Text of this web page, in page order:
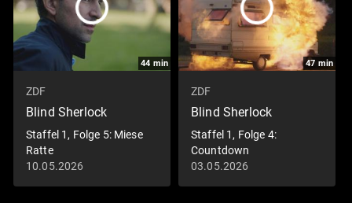
44 min
ZDF
Blind Sherlock
Staffel 1, Folge 5: Miese
Ratte
10.05.2026
47 min
ZDF
Blind Sherlock
Staffel 1, Folge 4:
Countdown
03.05.2026